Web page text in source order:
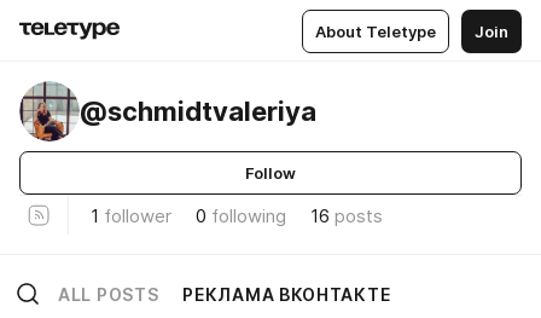
About Teletype Join
@schmidtvaleriya
Follow
1 follower 0 following 16 posts
ALL POSTS РЕКЛАМА ВКОНТАКТЕ